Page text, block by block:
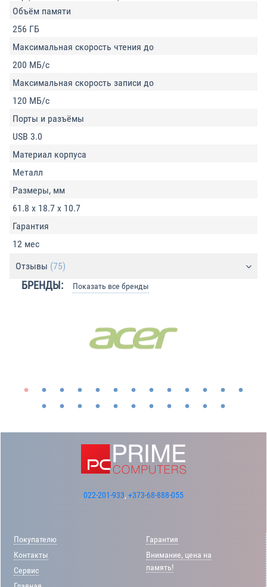
Объём памяти
256 ГБ
Максимальная скорость чтения до
200 МБ/с
Максимальная скорость записи до
120 МБ/с
Порты и разъёмы
USB 3.0
Материал корпуса
Металл
Размеры, мм
61.8 x 18.7 x 10.7
Гарантия
12 мес
Отзывы (75)
БРЕНДЫ: Показать все бренды
022-201-933, +373-68-888-055
Покупателю
Контакты
Сервис
Гарантия
Внимание, цена на
память!